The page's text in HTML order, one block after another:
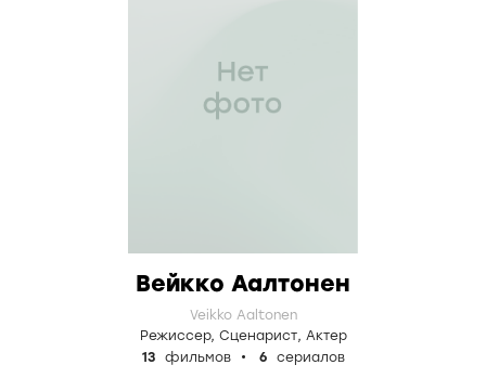
Вейкко Аалтонен
Veikko Aaltonen
Режиссер, Сценарист, Актер
13
фильмов 6 сериалов